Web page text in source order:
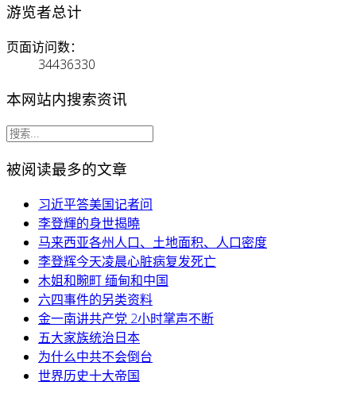
游览者总计
页面访问数：
34436330
本网站内搜索资讯
被阅读最多的文章
习近平答美国记者问
李登輝的身世揭曉
马来西亚各州人口、土地面积、人口密度
李登辉今天凌晨心脏病复发死亡
木姐和畹町 缅甸和中国
六四事件的另类资料
金一南讲共产党 2小时掌声不断
五大家族统治日本
为什么中共不会倒台
世界历史十大帝国